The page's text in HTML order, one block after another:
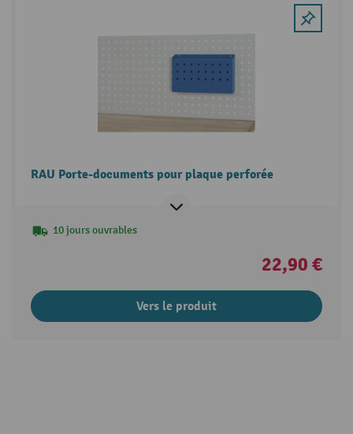
RAU Porte-documents pour plaque perforée
10 jours ouvrables
22,90 €
Vers le produit